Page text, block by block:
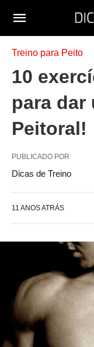
Treino para Peito
10
para dar
Peitoral!
PUBLICADO POR
Dicas de Treino
11 ANOS ATRÁS